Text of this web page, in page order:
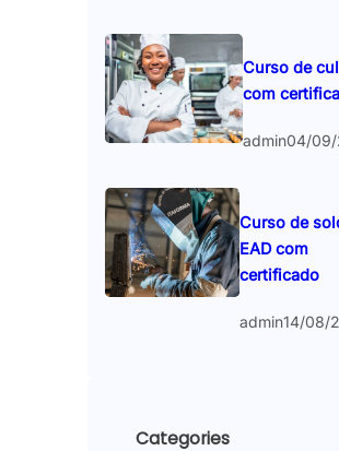
Curso de
com
admin04/
Curso de
EAD com
certificado
admin14/08/
Categories